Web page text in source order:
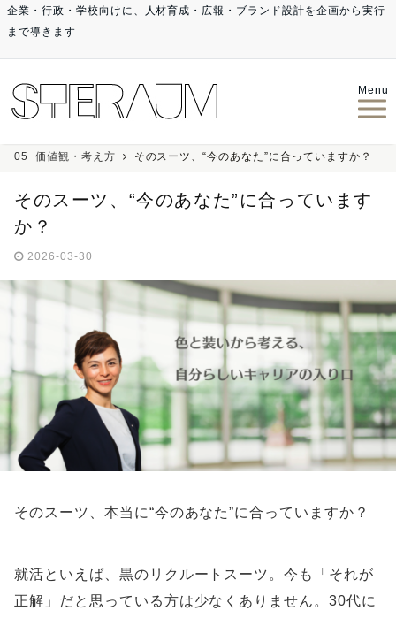
企業・行政・学校向けに、人材育成・広報・ブランド設計を企画から実行
まで導きます
Menu
05_価値観・考え方 そのスーツ、“今のあなた”に合っていますか？
そのスーツ、“今のあなた”に合っています
か？
2026-03-30
そのスーツ、本当に“今のあなた”に合っていますか？
就活といえば、黒のリクルートスーツ。今も「それが
正解」だと思っている方は少なくありません。30代に